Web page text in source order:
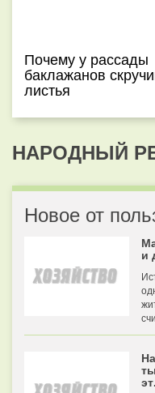
Почему у рассады
баклажанов
листья
НАРОДНЫЙ
Новое от
и